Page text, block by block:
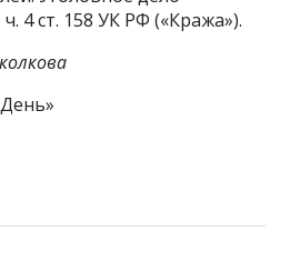
4 ст. 158 УК РФ («Кража»).